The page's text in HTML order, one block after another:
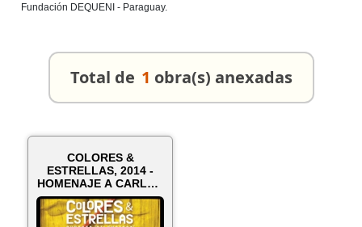
Fundación DEQUENI - Paraguay.
Total de 1 obra(s) anexadas
COLORES &
ESTRELLAS, 2014 -
HOMENAJE A CARLOS
COLOMBINO - Obra
de...